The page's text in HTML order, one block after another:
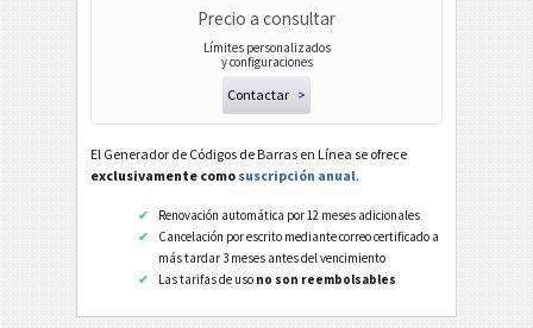
Precio a consultar
Límites personalizados
y configuraciones
Contactar >
El Generador de Códigos de Barras en Línea se ofrece
exclusivamente como suscripción anual.
Renovación automática por 12 meses adicionales
Cancelación por escrito mediante correo certificado a
más tardar 3 meses antes del vencimiento
Las tarifas de uso no son reembolsables